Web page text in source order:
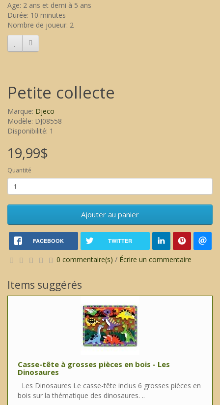
Age: 2 ans et demi à 5 ans
Durée: 10 minutes
Nombre de joueur: 2
Petite collecte
Marque: Djeco
Modèle: DJ08558
Disponibilité: 1
19,99$
Quantité
Ajouter au panier
FACEBOOK TWITTER
0 commentaire(s) / Écrire un commentaire
Items suggérés
Casse-tête à grosses pièces en bois - Les
Dinosaures
Les Dinosaures Le casse-tête inclus 6 grosses pièces en
bois sur la thématique des dinosaures. ..